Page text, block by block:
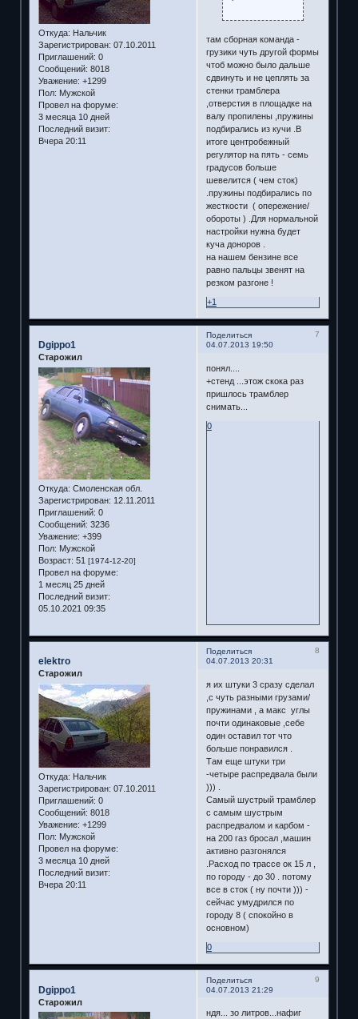
Откуда: Нальчик
Зарегистрирован: 07.10.2011
Приглашений: 0
Сообщений: 8018
Уважение: +1299
Пол: Мужской
Провел на форуме:
3 месяца 10 дней
Последний визит:
Вчера 20:11
там сборная команда -
грузики чуть другой формы
чтоб можно было дальше
сдвинуть и не цеплять за
стенки трамблера
,отверстия в площадке на
валу пропилены ,пружины
подбирались из кучи .В
итоге центробежный
регулятор на пять - семь
градусов больше
шевелится ( чем сток)
.пружины подбирались по
жесткости ( опережение/
обороты ) .Для нормальной
настройки нужна будет
куча доноров .
на нашем бензине все
равно пальцы звенят на
резком разгоне !
+1
Поделиться
7
04.07.2013 19:50
Dgippo1
Старожил
Откуда: Смоленская обл.
Зарегистрирован: 12.11.2011
Приглашений: 0
Сообщений: 3236
Уважение: +399
Пол: Мужской
Возраст: 51 [1974-12-20]
Провел на форуме:
1 месяц 25 дней
Последний визит:
05.10.2021 09:35
понял....
+стенд ...этож скока раз
пришлось трамблер
снимать...
0
Поделиться
8
04.07.2013 20:31
elektro
Старожил
Откуда: Нальчик
Зарегистрирован: 07.10.2011
Приглашений: 0
Сообщений: 8018
Уважение: +1299
Пол: Мужской
Провел на форуме:
3 месяца 10 дней
Последний визит:
Вчера 20:11
я их штуки 3 сразу сделал
,с чуть разными грузами/
пружинами , а макс углы
почти одинаковые ,себе
один оставил тот что
больше понравился .
Там еще штуки три
-четыре распредвала были
))) .
Самый шустрый трамблер
с самым шустрым
распредвалом и карбом -
на 200 газ бросал ,машин
активно разгонялся
.Расход по трассе ок 15 л ,
по городу - до 30 . потому
все в сток ( ну почти ))) -
сейчас умудрился по
городу 8 ( спокойно в
основном)
0
Поделиться
9
04.07.2013 21:29
Dgippo1
Старожил
ндя... зо литров...нафиг